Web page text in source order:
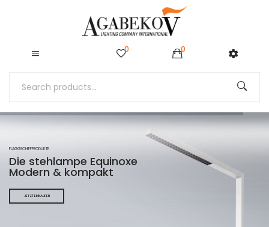
0 0
FLAGGSCHIFFPRODUKTE
Die stehlampe Equinoxe
Modern & kompakt
JETZT EINKAUFEN